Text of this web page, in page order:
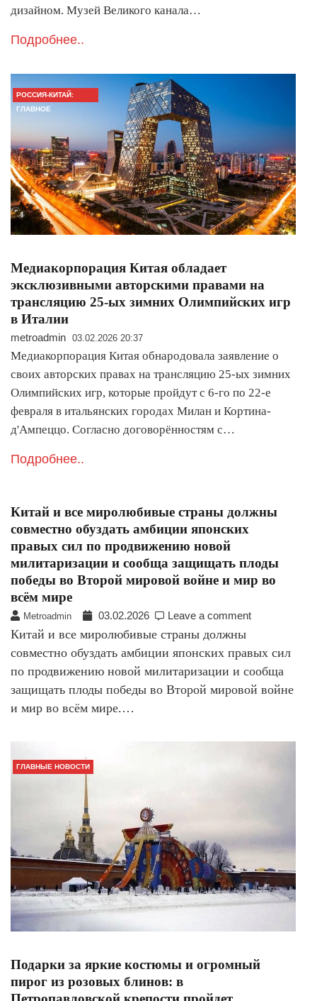
дизайном. Музей Великого канала…
Подробнее..
РОССИЯ-КИТАЙ:
ГЛАВНОЕ
Медиакорпорация Китая обладает
эксклюзивными авторскими правами на
трансляцию 25-ых зимних Олимпийских игр
в Италии
metroadmin 03.02.2026 20:37
Медиакорпорация Китая обнародовала заявление о
своих авторских правах на трансляцию 25-ых зимних
Олимпийских игр, которые пройдут с 6-го по 22-е
февраля в итальянских городах Милан и Кортина-
д'Ампеццо. Согласно договорённостям с…
Подробнее..
Китай и все миролюбивые страны должны
совместно обуздать амбиции японских
правых сил по продвижению новой
милитаризации и сообща защищать плоды
победы во Второй мировой войне и мир во
всём мире
Metroadmin 03.02.2026 Leave a comment
Китай и все миролюбивые страны должны
совместно обуздать амбиции японских правых сил
по продвижению новой милитаризации и сообща
защищать плоды победы во Второй мировой войне
и мир во всём мире.…
ГЛАВНЫЕ НОВОСТИ
Подарки за яркие костюмы и огромный
пирог из розовых блинов: в